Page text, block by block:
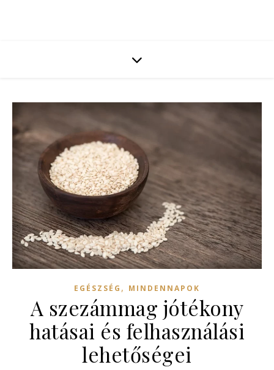
EGÉSZSÉG , MINDENNAPOK
A szezámmag jótékony
hatásai és felhasználási
lehetőségei